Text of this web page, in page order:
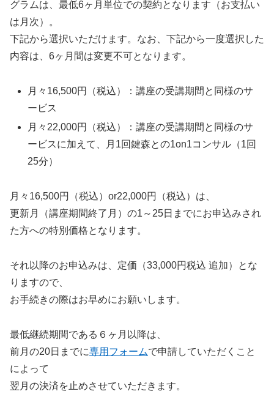
グラムは、最低6ヶ月単位での契約となります（お支払い
は月次）。
下記から選択いただけます。なお、下記から一度選択した
内容は、6ヶ月間は変更不可となります。
月々16,500円（税込）：講座の受講期間と同様のサ
ービス
月々22,000円（税込）：講座の受講期間と同様のサ
ービスに加えて、月1回鍵森との1on1コンサル（1回
25分）
月々16,500円（税込）or22,000円（税込）は、
更新月（講座期間終了月）の1～25日までにお申込みされ
た方への特別価格となります。
それ以降のお申込みは、定価（33,000円税込 追加）とな
りますので、
お手続きの際はお早めにお願いします。
最低継続期間である６ヶ月以降は、
前月の20日までに専用フォームで申請していただくこと
によって
翌月の決済を止めさせていただきます。